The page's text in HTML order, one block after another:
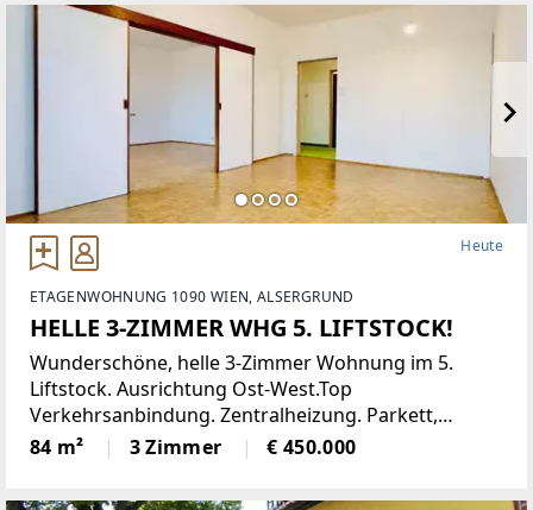
Heute
ETAGENWOHNUNG 1090 WIEN, ALSERGRUND
HELLE 3-ZIMMER WHG 5. LIFTSTOCK!
Wunderschöne, helle 3-Zimmer Wohnung im 5.
Liftstock. Ausrichtung Ost-West.Top
Verkehrsanbindung. Zentralheizung. Parkett,
Jalousien, Abstellraum. Kellerabteil.Diese
lichtdurchflutete Etagenwohnung bietet reichlich
84 m² 3 Zimmer € 450.000